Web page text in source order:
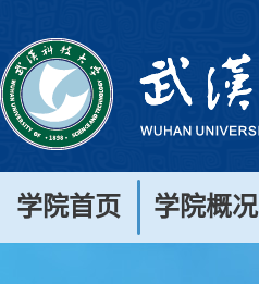
学院首页 学院概况